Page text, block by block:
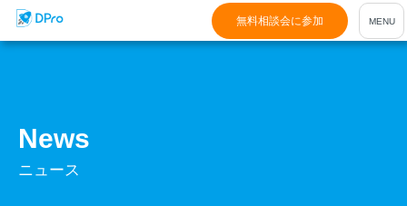
無料相談会に参加
News
ニュース